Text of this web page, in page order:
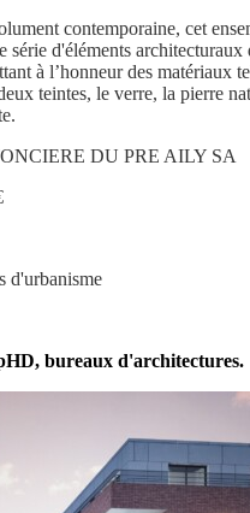
contemporaine, cet
série d'éléments architecturaux
à l’honneur des matériaux
teintes, le verre, la pierre
DU PRE AILY SA
d'urbanisme
bureaux d'architectures.